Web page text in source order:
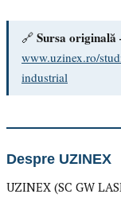
🔗 Sursa
www.uzinex.ro/
industrial
Despre UZINEX
UZINEX (SC GW